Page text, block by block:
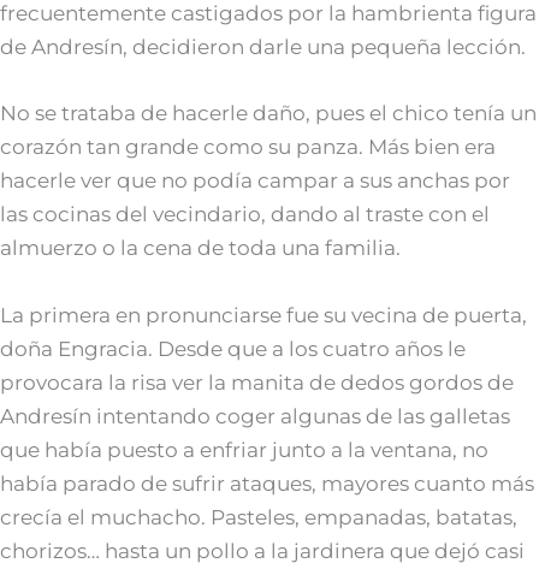
frecuentemente castigados por la hambrienta figura
de Andresín, decidieron darle una pequeña lección.
No se trataba de hacerle daño, pues el chico tenía un
corazón tan grande como su panza. Más bien era
hacerle ver que no podía campar a sus anchas por
las cocinas del vecindario, dando al traste con el
almuerzo o la cena de toda una familia.
La primera en pronunciarse fue su vecina de puerta,
doña Engracia. Desde que a los cuatro años le
provocara la risa ver la manita de dedos gordos de
Andresín intentando coger algunas de las galletas
que había puesto a enfriar junto a la ventana, no
había parado de sufrir ataques, mayores cuanto más
crecía el muchacho. Pasteles, empanadas, batatas,
chorizos… hasta un pollo a la jardinera que dejó casi